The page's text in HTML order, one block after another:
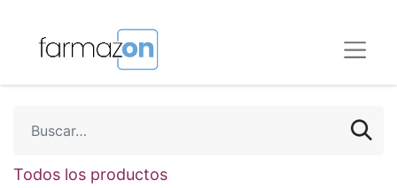
Todos los productos